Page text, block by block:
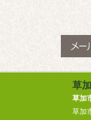
草
草加
草加